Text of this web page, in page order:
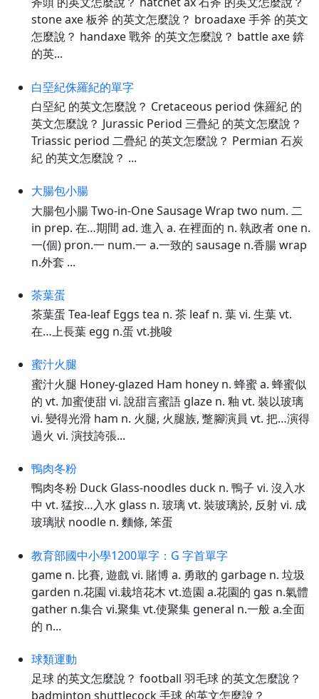
stone axe 板斧 的英文怎麼說？ broadaxe 手斧 的英文
怎麼說？ handaxe 戰斧 的英文怎麼說？ battle axe 錛
的英...
白堊紀侏羅紀的單字
白堊紀 的英文怎麼說？ Cretaceous period 侏羅紀 的
英文怎麼說？ Jurassic Period 三疊紀 的英文怎麼說？
Triassic period 二疊紀 的英文怎麼說？ Permian 石炭
紀 的英文怎麼說？ ...
大腸包小腸
大腸包小腸 Two-in-One Sausage Wrap two num. 二
in prep. 在…期間 ad. 進入 a. 在裡面的 n. 執政者 one n.
一(個) pron.一 num.一 a.一致的 sausage n.香腸 wrap
n.外套 ...
茶葉蛋
茶葉蛋 Tea-leaf Eggs tea n. 茶 leaf n. 葉 vi. 生葉 vt.
在…上長葉 egg n.蛋 vt.挑唆
蜜汁火腿
蜜汁火腿 Honey-glazed Ham honey n. 蜂蜜 a. 蜂蜜似
的 vt. 加蜜使甜 vi. 說甜言蜜語 glaze n. 釉 vt. 裝以玻璃
vi. 變得光滑 ham n. 火腿, 火腿族, 蹩腳演員 vt. 把…演得
過火 vi. 演技誇張...
鴨肉冬粉
鴨肉冬粉 Duck Glass-noodles duck n. 鴨子 vi. 沒入水
中 vt. 猛按…入水 glass n. 玻璃 vt. 裝玻璃於, 反射 vi. 成
玻璃狀 noodle n. 麵條, 笨蛋
教育部國中小學1200單字：G 字首單字
game n. 比賽, 遊戲 vi. 賭博 a. 勇敢的 garbage n. 垃圾
garden n.花園 vi.栽培花木 vt.造園 a.花園的 gas n.氣體
gather n.集合 vi.聚集 vt.使聚集 general n.一般 a.全面
的 n...
球類運動
足球 的英文怎麼說？ football 羽毛球 的英文怎麼說？
badminton shuttlecock 手球 的英文怎麼說？